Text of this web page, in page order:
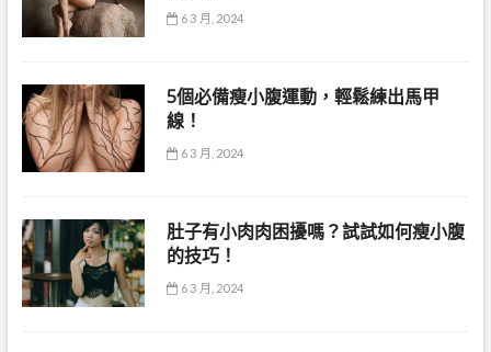
6 3 月, 2024
5個必備瘦小腹運動，輕鬆練出馬甲
線！
6 3 月, 2024
肚子有小肉肉困擾嗎？試試如何瘦小腹
的技巧！
6 3 月, 2024